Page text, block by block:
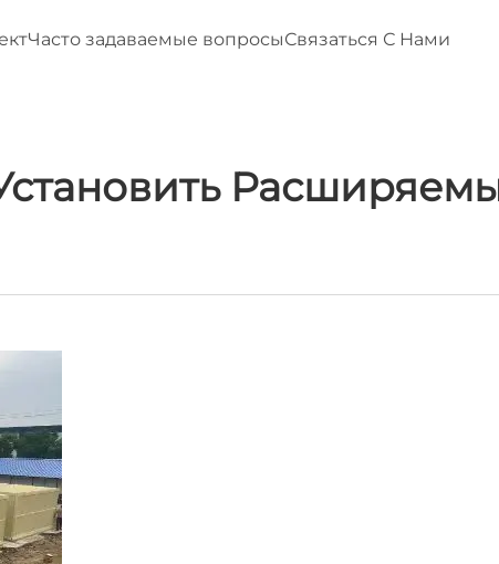
Часто задаваемые вопросыСвязаться С Нами